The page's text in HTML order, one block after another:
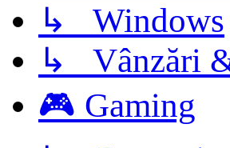
↳ Windows
↳ Vânzări
🎮 Gaming